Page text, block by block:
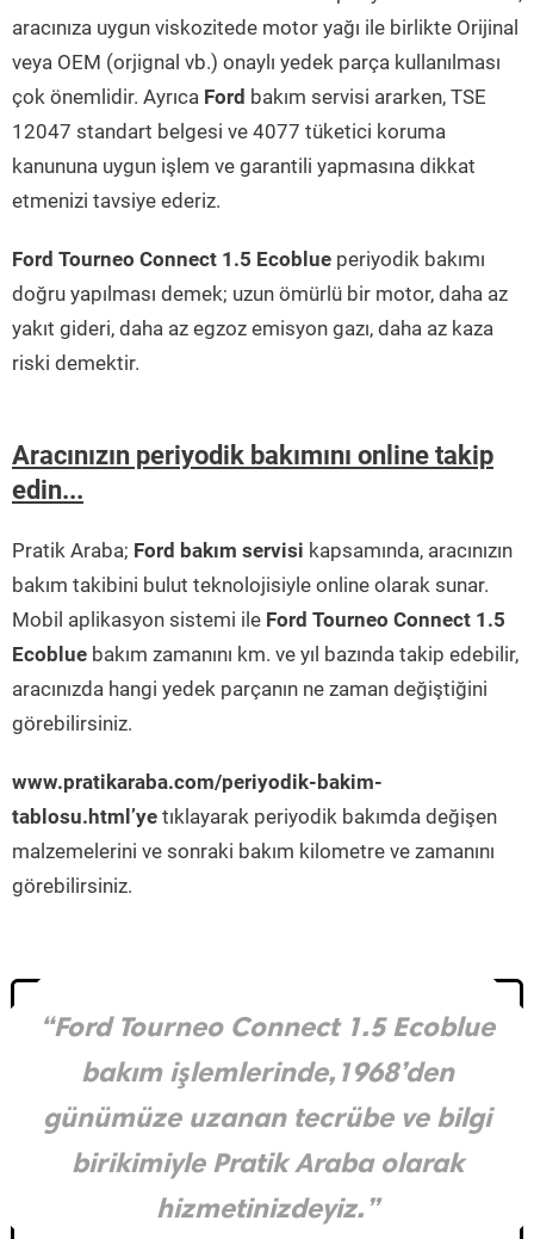
aracınıza uygun viskozitede motor yağı ile birlikte Orijinal
veya OEM (orjignal vb.) onaylı yedek parça kullanılması
çok önemlidir. Ayrıca Ford bakım servisi ararken, TSE
12047 standart belgesi ve 4077 tüketici koruma
kanununa uygun işlem ve garantili yapmasına dikkat
etmenizi tavsiye ederiz.
Ford Tourneo Connect 1.5 Ecoblue periyodik bakımı
doğru yapılması demek; uzun ömürlü bir motor, daha az
yakıt gideri, daha az egzoz emisyon gazı, daha az kaza
riski demektir.
Aracınızın periyodik bakımını online takip
edin...
Pratik Araba; Ford bakım servisi kapsamında, aracınızın
bakım takibini bulut teknolojisiyle online olarak sunar.
Mobil aplikasyon sistemi ile Ford Tourneo Connect 1.5
Ecoblue bakım zamanını km. ve yıl bazında takip edebilir,
aracınızda hangi yedek parçanın ne zaman değiştiğini
görebilirsiniz.
www.pratikaraba.com/periyodik-bakim-
tablosu.html’ye tıklayarak periyodik bakımda değişen
malzemelerini ve sonraki bakım kilometre ve zamanını
görebilirsiniz.
“Ford Tourneo Connect 1.5 Ecoblue
bakım işlemlerinde,1968’den
günümüze uzanan tecrübe ve bilgi
birikimiyle Pratik Araba olarak
hizmetinizdeyiz.”